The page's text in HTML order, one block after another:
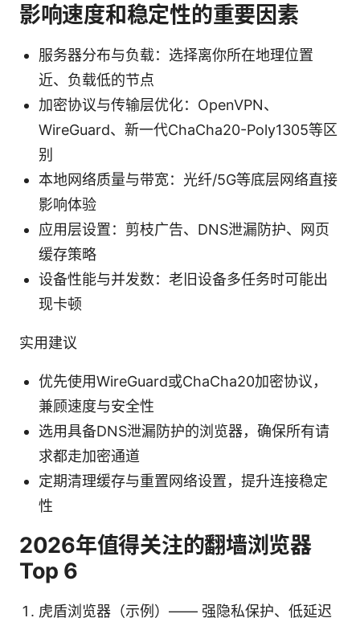
影响速度和稳定性的重要因素
服务器分布与负载：选择离你所在地理位置
近、负载低的节点
加密协议与传输层优化：OpenVPN、
WireGuard、新一代ChaCha20-Poly1305等区
别
本地网络质量与带宽：光纤/5G等底层网络直接
影响体验
应用层设置：剪枝广告、DNS泄漏防护、网页
缓存策略
设备性能与并发数：老旧设备多任务时可能出
现卡顿
实用建议
优先使用WireGuard或ChaCha20加密协议，
兼顾速度与安全性
选用具备DNS泄漏防护的浏览器，确保所有请
求都走加密通道
定期清理缓存与重置网络设置，提升连接稳定
性
2026年值得关注的翻墙浏览器
Top 6
虎盾浏览器（示例）—— 强隐私保护、低延迟